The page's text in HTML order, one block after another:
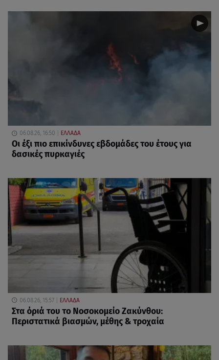
06.08.26, 16:50 ΕΛΛΑΔΑ
Οι έξι πιο επικίνδυνες εβδομάδες του έτους για
δασικές πυρκαγιές
06.08.26, 15:57 ΕΛΛΑΔΑ
Στα όριά του το Νοσοκομείο Ζακύνθου:
Περιστατικά βιασμών, μέθης & τροχαία